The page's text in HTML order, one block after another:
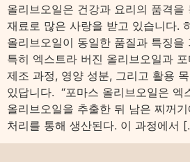
올리브오일은 건강과 요리의 품격을
재료로 많은 사랑을 받고 있습니다.
올리브오일이 동일한 품질과 특징을
특히 엑스트라 버진 올리브오일과
제조 과정, 영양 성분, 그리고 활용
있답니다. “포마스 올리브오일은 엑
올리브오일을 추출한 뒤 남은 찌꺼
처리를 통해 생산된다. 이 과정에서